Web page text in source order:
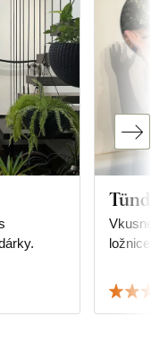
Tünde
Vkusné,
ložnice.